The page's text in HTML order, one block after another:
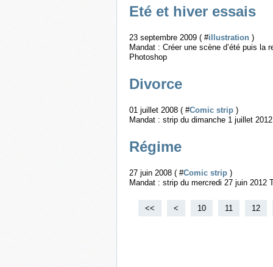
Eté et hiver essais
23 septembre 2009 ( #illustration )
Mandat : Créer une scène d’été puis la
Photoshop
Divorce
01 juillet 2008 ( #Comic strip )
Mandat : strip du dimanche 1 juillet
Régime
27 juin 2008 ( #Comic strip )
Mandat : strip du mercredi 27 juin 2012
<< < 10 11 12